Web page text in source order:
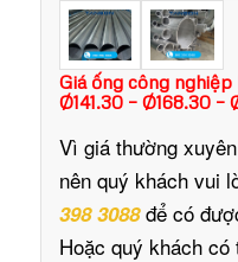
Giá ống công
Ø141.30 – Ø168.30 –
Vì giá thường
nên quý khách vui
398 3088để có
Hoặc quý khách